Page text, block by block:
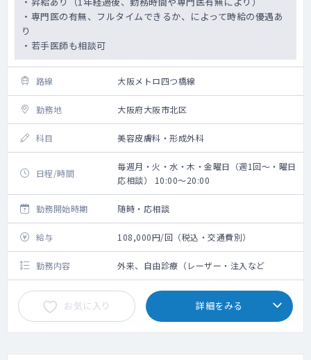
・専門医の有無、フルタイムできるか、によって時給の優遇あ
り
・若手医師も相談可
路線 大阪メトロ四つ橋線
勤務地 大阪府大阪市北区
科目 美容皮膚科・形成外科
日程/時間
毎週月・火・水・木・金曜日（週1回～・曜日
応相談） 10:00～20:00
勤務開始時期 随時・応相談
給与 108,000円/回（税込・交通費別）
勤務内容 外来、自由診療（レーザー・注入など
お気に入り 詳細をみる